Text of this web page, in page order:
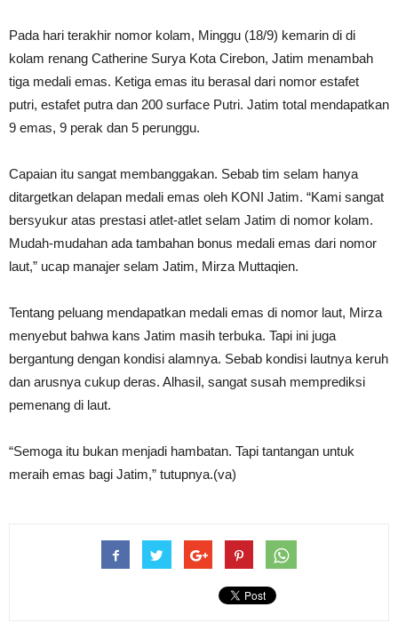
Pada hari terakhir nomor kolam, Minggu (18/9) kemarin di di
kolam renang Catherine Surya Kota Cirebon, Jatim menambah
tiga medali emas. Ketiga emas itu berasal dari nomor estafet
putri, estafet putra dan 200 surface Putri. Jatim total mendapatkan
9 emas, 9 perak dan 5 perunggu.
Capaian itu sangat membanggakan. Sebab tim selam hanya
ditargetkan delapan medali emas oleh KONI Jatim. “Kami sangat
bersyukur atas prestasi atlet-atlet selam Jatim di nomor kolam.
Mudah-mudahan ada tambahan bonus medali emas dari nomor
laut,” ucap manajer selam Jatim, Mirza Muttaqien.
Tentang peluang mendapatkan medali emas di nomor laut, Mirza
menyebut bahwa kans Jatim masih terbuka. Tapi ini juga
bergantung dengan kondisi alamnya. Sebab kondisi lautnya keruh
dan arusnya cukup deras. Alhasil, sangat susah memprediksi
pemenang di laut.
“Semoga itu bukan menjadi hambatan. Tapi tantangan untuk
meraih emas bagi Jatim,” tutupnya.(va)